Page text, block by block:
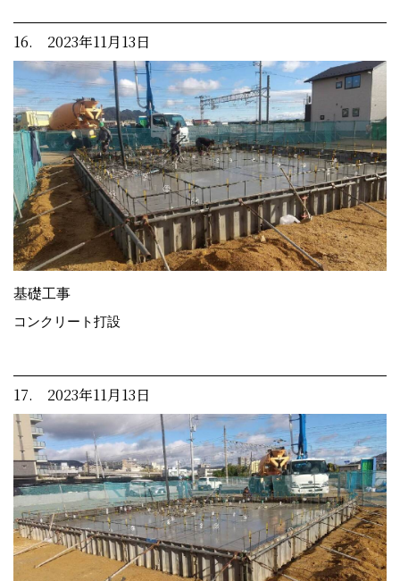
16. 2023年11月13日
基礎工事
コンクリート打設
17. 2023年11月13日